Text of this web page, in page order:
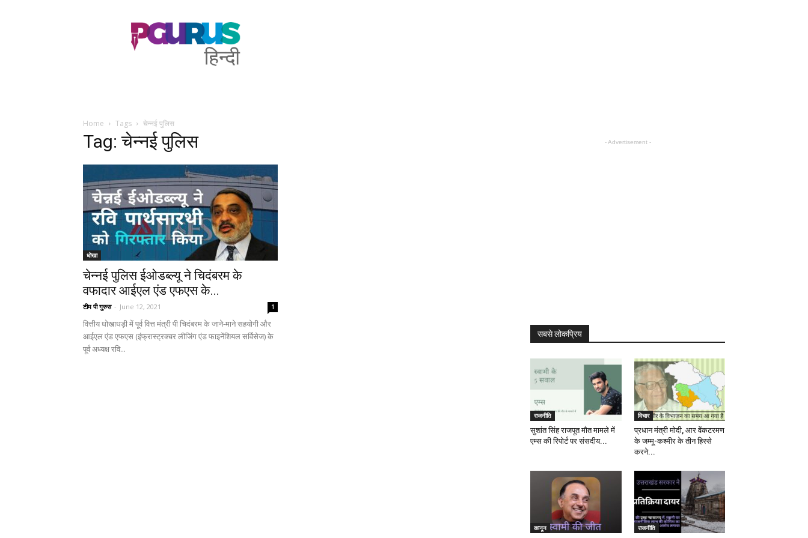
PGurus
Hindi
Home Tags चेन्नई पुलिस
Tag: चेन्नई पुलिस
धोखा
चेन्नई पुलिस ईओडब्ल्यू ने चिदंबरम के
वफादार आईएल एंड एफएस के...
टीम पी गुरुस - June 12, 2021 1
वित्तीय धोखाधड़ी में पूर्व वित्त मंत्री पी चिदंबरम के जाने-माने सहयोगी और
आईएल एंड एफएस (इंफ्रास्ट्रक्चर लीजिंग एंड फाइनेंशियल सर्विसेज) के
पूर्व अध्यक्ष रवि...
- Advertisement -
सबसे लोकप्रिय
राजनीति
सुशांत सिंह राजपूत मौत मामले में
एम्स की रिपोर्ट पर संसदीय...
विचार
प्रधान मंत्री मोदी, आर वेंकटरमण
के जम्मू-कश्मीर के तीन हिस्से
करने...
कानून राजनीति